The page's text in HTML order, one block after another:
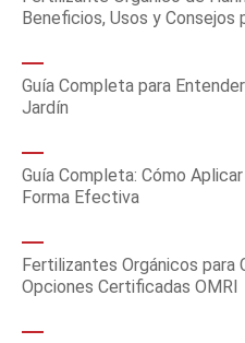
Beneficios, Usos y Consejos
Guía Completa para
Jardín
Guía Completa: Cómo
Forma Efectiva
Fertilizantes Orgánicos para
Opciones Certificadas OMRI